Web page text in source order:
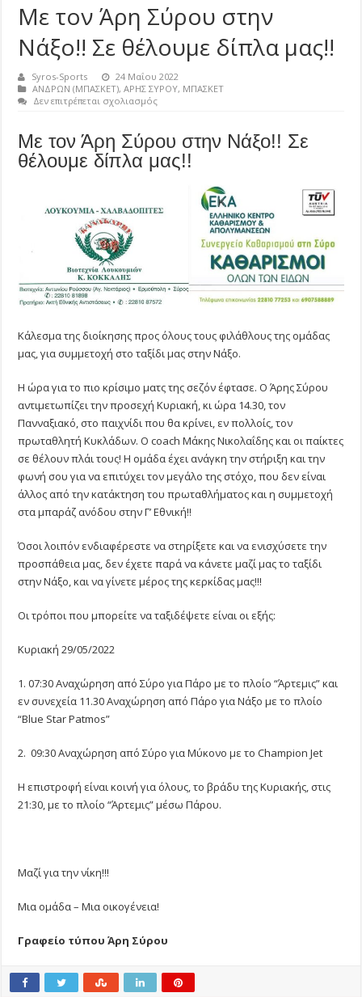
Με τον Άρη Σύρου στην
Νάξο!! Σε θέλουμε δίπλα μας!!
Syros-Sports
24 Μαΐου 2022
ΑΝΔΡΩΝ (ΜΠΑΣΚΕΤ),ΑΡΗΣ ΣΥΡΟΥ, ΜΠΑΣΚΕΤ
Δεν επιτρέπεται σχολιασμόςστο
Άρη
Σύρου
στην
Νάξο!!
δίπλα
Με τον Άρη Σύρου στην Νάξο!! Σε
θέλουμε δίπλα μας!!
Κάλεσμα της διοίκησης προς όλους τους φιλάθλους της ομάδας
μας, για συμμετοχή στο ταξίδι μας στην Νάξο.
Η ώρα για το πιο κρίσιμο ματς της σεζόν έφτασε. Ο Άρης Σύρου
αντιμετωπίζει την προσεχή Κυριακή, κι ώρα 14.30, τον
Πανναξιακό, στο παιχνίδι που θα κρίνει, εν πολλοίς, τον
πρωταθλητή Κυκλάδων. Ο coach Μάκης Νικολαΐδης και οι παίκτες
σε θέλουν πλάι τους! Η ομάδα έχει ανάγκη την στήριξη και την
φωνή σου για να επιτύχει τον μεγάλο της στόχο, που δεν είναι
άλλος από την κατάκτηση του πρωταθλήματος και η συμμετοχή
στα μπαράζ ανόδου στην Γ’ Εθνική!!
Όσοι λοιπόν ενδιαφέρεστε να στηρίξετε και να ενισχύσετε την
προσπάθεια μας, δεν έχετε παρά να κάνετε μαζί μας το ταξίδι
στην Νάξο, και να γίνετε μέρος της κερκίδας μας!!!
Οι τρόποι που μπορείτε να ταξιδέψετε είναι οι εξής:
Κυριακή 29/05/2022
1. 07:30 Αναχώρηση από Σύρο για Πάρο με το πλοίο “Άρτεμις” και
εν συνεχεία 11.30 Αναχώρηση από Πάρο για Νάξο με το πλοίο
“Blue Star Patmos”
2. 09:30 Αναχώρηση από Σύρο για Μύκονο με το Champion Jet
Η επιστροφή είναι κοινή για όλους, το βράδυ της Κυριακής, στις
21:30, με το πλοίο “Άρτεμις” μέσω Πάρου.
Μαζί για την νίκη!!!
Μια ομάδα – Μια οικογένεια!
Γραφείο τύπου Άρη Σύρου